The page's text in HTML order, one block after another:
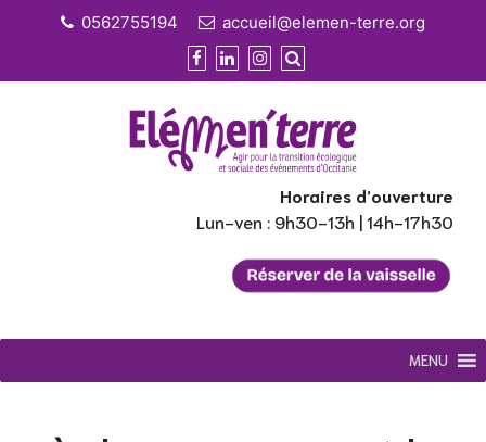
0562755194 accueil@elemen-terre.org
Horaires d’ouverture
Lun-ven : 9h30-13h | 14h-17h30
MENU